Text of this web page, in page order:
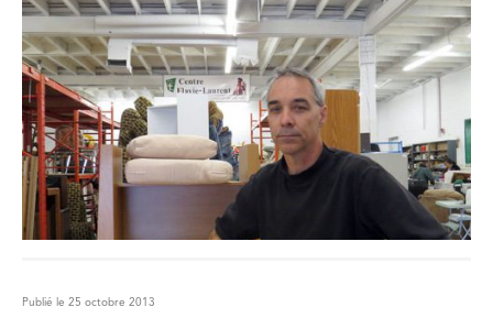
Publié le 25 octobre 2013